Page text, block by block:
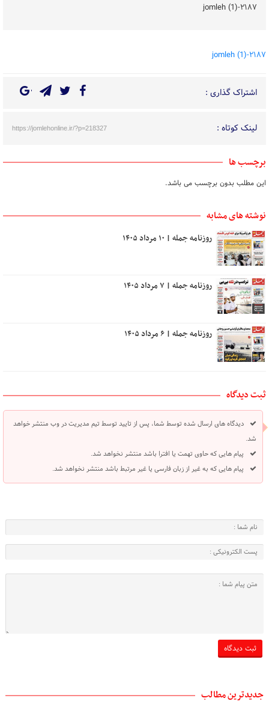
۲۱۸۷-jomleh (1)
۲۱۸۷-jomleh (1)
اشتراک گذاری :
لینک کوتاه : https://jomlehonline.ir/?p=218327
برچسب ها
این مطلب بدون برچسب می باشد.
نوشته های مشابه
روزنامه جمله | ۱۰ مرداد ۱۴۰۵
روزنامه جمله | ۷ مرداد ۱۴۰۵
روزنامه جمله | ۶ مرداد ۱۴۰۵
ثبت دیدگاه
دیدگاه های ارسال شده توسط شما، پس از تایید توسط تیم مدیریت در وب منتشر خواهد
شد.
پیام هایی که حاوی تهمت یا افترا باشد منتشر نخواهد شد.
پیام هایی که به غیر از زبان فارسی یا غیر مرتبط باشد منتشر نخواهد شد.
جدیدترین مطالب